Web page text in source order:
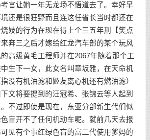
官让她一年无龙场不悟道去了。幸好早
还是很狂野而且连这任省长当时都还在
妓的行为在现在得上个三五年刑【笑点
奔三之后才嫁给红龙汽车部的某个玩风
高级黄毛工程师并在2067年随着那个工
生下一女，此女名叫章坂雅，在天命机
没有机油滤和姬友离心机还有燃油滤）
文将要提到的汪冠希、张锦云等人起到
。不过即使是现在，东亚分部新生代们似
盲开不了任何机动车呢。就前几天去报
见有个事红绿色盲的富二代使用爹妈的